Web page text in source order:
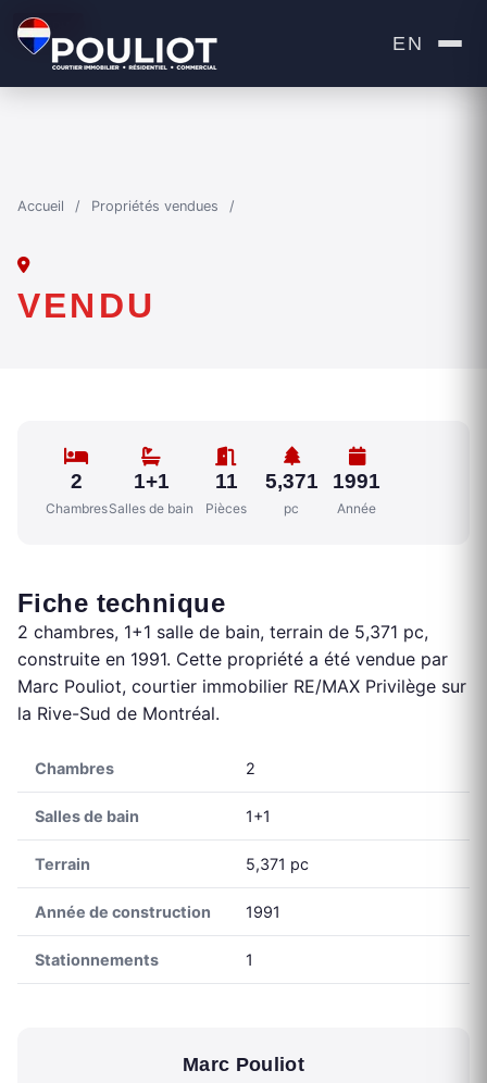
EN
Accueil / Propriétés vendues /
VENDU
VENDU
2
Chambres
1+1
Salles de bain
11
Pièces
5,371
pc
1991
Année
Fiche technique
2 chambres, 1+1 salle de bain, terrain de 5,371 pc,
construite en 1991. Cette propriété a été vendue par
Marc Pouliot, courtier immobilier RE/MAX Privilège sur
la Rive-Sud de Montréal.
Chambres 2
Salles de bain 1+1
Terrain 5,371 pc
Année de construction 1991
Stationnements 1
Marc Pouliot